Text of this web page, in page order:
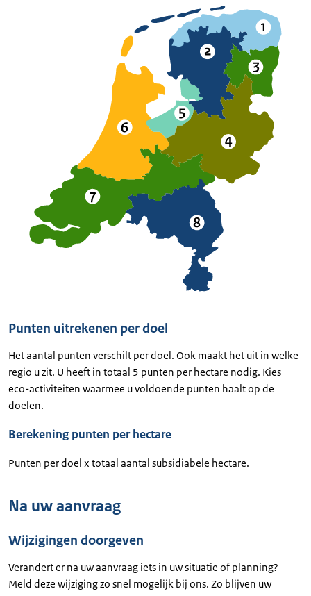
Punten uitrekenen per doel
Het aantal punten verschilt per doel. Ook maakt het uit in welke
regio u zit. U heeft in totaal 5 punten per hectare nodig. Kies
eco-activiteiten waarmee u voldoende punten haalt op de
doelen.
Berekening punten per hectare
Punten per doel x totaal aantal subsidiabele hectare.
Na uw aanvraag
Wijzigingen doorgeven
Verandert er na uw aanvraag iets in uw situatie of planning?
Meld deze wijziging zo snel mogelijk bij ons. Zo blijven uw